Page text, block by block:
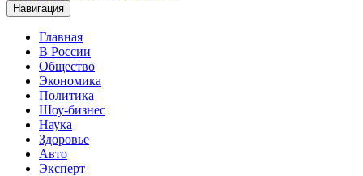
Навигация
Главная
В России
Общество
Экономика
Политика
Шоу-бизнес
Наука
Здоровье
Авто
Эксперт